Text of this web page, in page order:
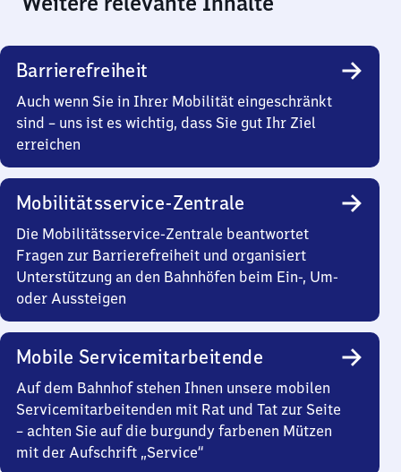
Barrierefreiheit
Auch wenn Sie in Ihrer Mobilität eingeschränkt
sind – uns ist es wichtig, dass Sie gut Ihr Ziel
erreichen
Mobilitätsservice-Zentrale
Die Mobilitätsservice-Zentrale beantwortet
Fragen zur Barrierefreiheit und organisiert
Unterstützung an den Bahnhöfen beim Ein-, Um-
oder Aussteigen
Mobile Servicemitarbeitende
Auf dem Bahnhof stehen Ihnen unsere mobilen
Servicemitarbeitenden mit Rat und Tat zur Seite
– achten Sie auf die burgundy farbenen Mützen
mit der Aufschrift „Service“